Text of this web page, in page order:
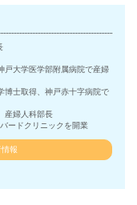
大学医学部附属病院で産婦
士取得、神戸赤十字病院で
婦人科部長
ードクリニックを開業
報